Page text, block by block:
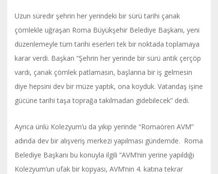
Uzun süredir şehrin her yerindeki bir sürü tarihi çanak
çömlekle uğraşan Roma Büyükşehir Belediye Başkanı, yeni
düzenlemeyle tüm tarihi eserleri tek bir noktada toplamaya
karar verdi. Başkan “Şehrin her yerinde bir sürü antik çerçöp
vardı, çanak çömlek patlamasın, başlarına bir iş gelmesin
diye hepsini dev bir müze yaptık, ona koyduk. Vatandaş işine
gücüne tarihi taşa toprağa takılmadan gidebilecek” dedi.
Ayrıca ünlü Kolezyum’u da yıkıp yerinde “Romaören AVM”
adında dev bir alışveriş merkezi yapılması gündemde. Roma
Belediye Başkanı bu konuyla ilgili “AVM’nin yerine yapıldığı
Kolezyum’un ufak bir kopyası, AVM’nin 4. katına tekrar